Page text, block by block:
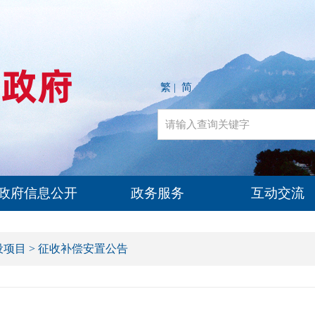
繁 | 简
府信息公开 政务服务 互动交流
目 > 征收补偿安置公告